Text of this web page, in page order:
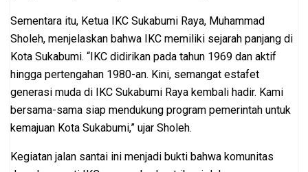
Sementara itu, Ketua IKC Sukabumi Raya, Muhammad
Sholeh, menjelaskan bahwa IKC memiliki sejarah panjang di
Kota Sukabumi. “IKC didirikan pada tahun 1969 dan aktif
hingga pertengahan 1980-an. Kini, semangat estafet
generasi muda di IKC Sukabumi Raya kembali hadir. Kami
bersama-sama siap mendukung program pemerintah untuk
kemajuan Kota Sukabumi,” ujar Sholeh.
Kegiatan jalan santai ini menjadi bukti bahwa komunitas